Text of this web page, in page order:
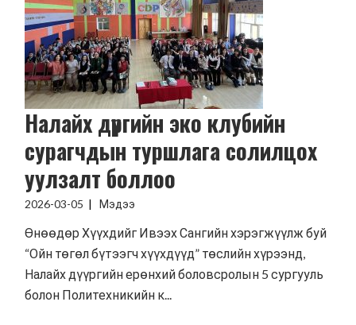
Налайх дүүргийн эко клубийн
сурагчдын туршлага солилцох
уулзалт боллоо
2026-03-05 Мэдээ
Өнөөдөр Хүүхдийг Ивээх Сангийн хэрэгжүүлж буй
“Ойн төгөл бүтээгч хүүхдүүд” төслийн хүрээнд,
Налайх дүүргийн ерөнхий боловсролын 5 сургууль
болон Политехникийн к...